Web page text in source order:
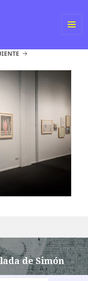
de Simón